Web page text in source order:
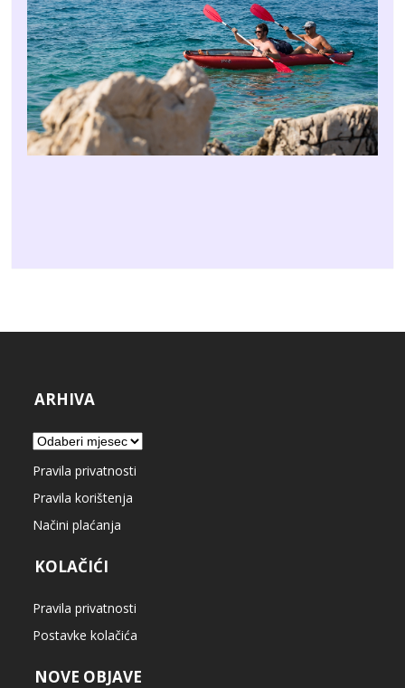
ARHIVA
Arhiva
Pravila privatnosti
Pravila korištenja
Načini plaćanja
KOLAČIĆI
Pravila privatnosti
Postavke kolačića
NOVE OBJAVE